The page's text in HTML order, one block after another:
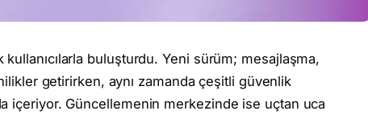
buluşturdu. Yeni sürüm; mesajlaşma,
getirirken, aynı zamanda çeşitli güvenlik
içeriyor. Güncellemenin merkezinde ise uçtan uca